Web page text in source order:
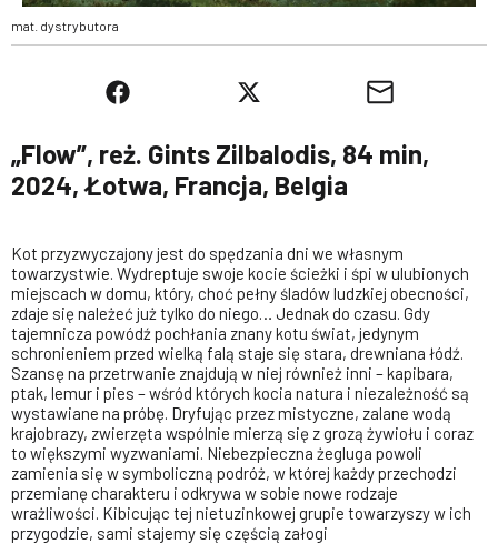
mat. dystrybutora
„Flow”, reż. Gints Zilbalodis, 84 min,
2024, Łotwa, Francja, Belgia
Kot przyzwyczajony jest do spędzania dni we własnym
towarzystwie. Wydreptuje swoje kocie ścieżki i śpi w ulubionych
miejscach w domu, który, choć pełny śladów ludzkiej obecności,
zdaje się należeć już tylko do niego… Jednak do czasu. Gdy
tajemnicza powódź pochłania znany kotu świat, jedynym
schronieniem przed wielką falą staje się stara, drewniana łódź.
Szansę na przetrwanie znajdują w niej również inni – kapibara,
ptak, lemur i pies – wśród których kocia natura i niezależność są
wystawiane na próbę. Dryfując przez mistyczne, zalane wodą
krajobrazy, zwierzęta wspólnie mierzą się z grozą żywiołu i coraz
to większymi wyzwaniami. Niebezpieczna żegluga powoli
zamienia się w symboliczną podróż, w której każdy przechodzi
przemianę charakteru i odkrywa w sobie nowe rodzaje
wrażliwości. Kibicując tej nietuzinkowej grupie towarzyszy w ich
przygodzie, sami stajemy się częścią załogi